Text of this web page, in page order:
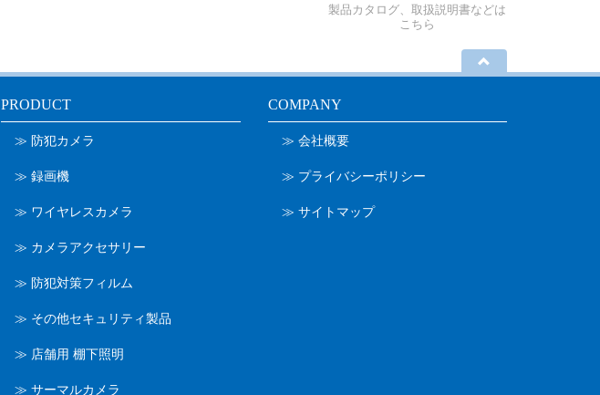
製品カタログ、取扱説明書などは
こちら
PRODUCT
≫ 防犯カメラ
≫ 録画機
≫ ワイヤレスカメラ
≫ カメラアクセサリー
≫ 防犯対策フィルム
≫ その他セキュリティ製品
≫ 店舗用 棚下照明
≫ サーマルカメラ
COMPANY
≫ 会社概要
≫ プライバシーポリシー
≫ サイトマップ